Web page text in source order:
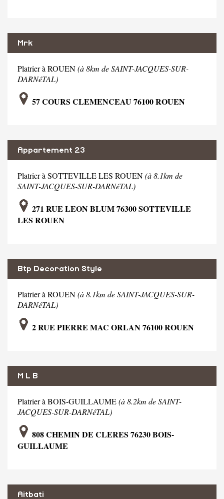
Mrk
Platrier à ROUEN(à 8km de SAINT-JACQUES-SUR-
DARNéTAL)
57 COURS CLEMENCEAU 76100 ROUEN
Appartement 23
Platrier à SOTTEVILLE LES ROUEN(à 8.1km de
SAINT-JACQUES-SUR-DARNéTAL)
271 RUE LEON BLUM 76300 SOTTEVILLE
LES ROUEN
Btp Decoration Style
Platrier à ROUEN(à 8.1km de SAINT-JACQUES-SUR-
DARNéTAL)
2 RUE PIERRE MAC ORLAN 76100 ROUEN
M L B
Platrier à BOIS-GUILLAUME(à 8.2km de SAINT-
JACQUES-SUR-DARNéTAL)
808 CHEMIN DE CLERES 76230 BOIS-
GUILLAUME
Aitbati